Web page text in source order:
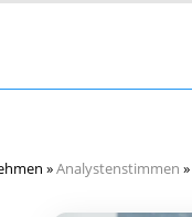
»Analystenstimmen »